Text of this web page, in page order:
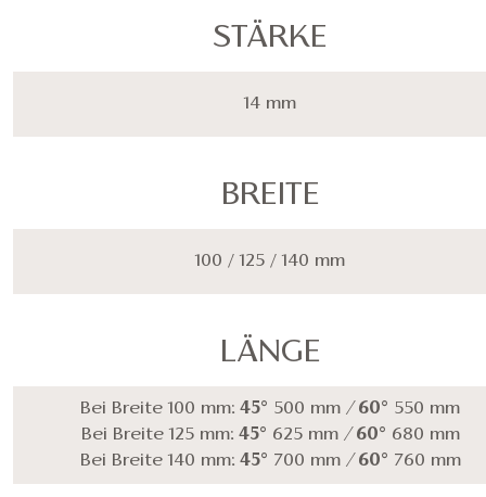
STÄRKE
14 mm
BREITE
100 / 125 / 140 mm
LÄNGE
Bei Breite 100 mm:45° 500 mm/ 60° 550 mm
Bei Breite 125 mm: 45° 625 mm / 60° 680 mm
Bei Breite 140 mm: 45° 700 mm / 60° 760 mm